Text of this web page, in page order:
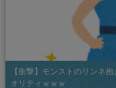
【衝撃】モンストのリンネ
オリティｗｗｗ